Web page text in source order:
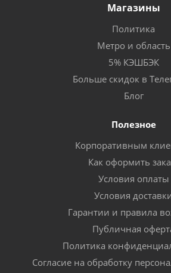
Магазины
Политика
Метро и область
5% КЭШБЭК
Больше скидок в
Блог
Полезное
Корпоративным
Как оформить
Условия оплаты
Условия
Гарантии и правила
Публичная
Политика
Согласие на обработку